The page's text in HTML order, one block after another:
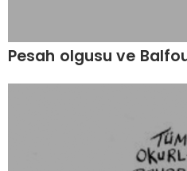
Pesah olgusu ve